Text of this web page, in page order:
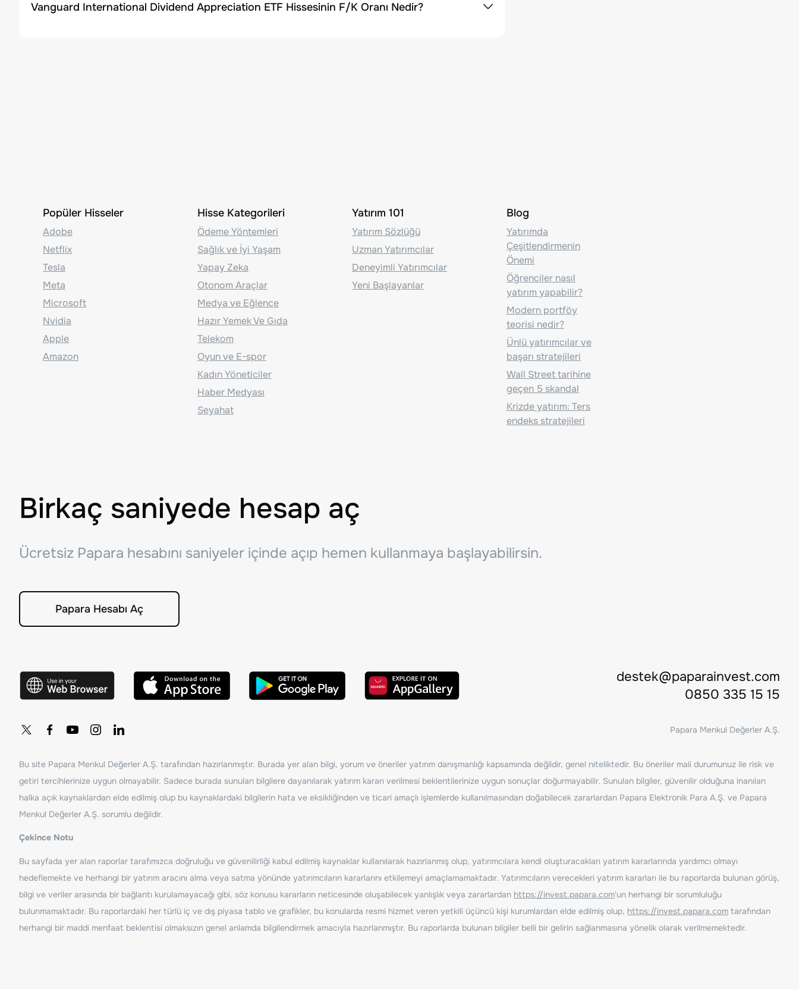
Vanguard International Dividend Appreciation ETF Hissesinin F/K Oranı Nedir?
Popüler Hisseler
Adobe
Netflix
Tesla
Meta
Microsoft
Nvidia
Apple
Amazon
Hisse Kategorileri
Ödeme Yöntemleri
Sağlık ve İyi Yaşam
Yapay Zeka
Otonom Araçlar
Medya ve Eğlence
Hazır Yemek Ve Gıda
Telekom
Oyun ve E-spor
Kadın Yöneticiler
Haber Medyası
Seyahat
Yatırım 101
Yatırım Sözlüğü
Uzman Yatırımcılar
Deneyimli Yatırımcılar
Yeni Başlayanlar
Blog
Yatırımda
Çeşitlendirmenin
Önemi
Öğrenciler nasıl
yatırım yapabilir?
Modern portföy
teorisi nedir?
Ünlü yatırımcılar ve
başarı stratejileri
Wall Street tarihine
geçen 5 skandal
Krizde yatırım: Ters
endeks stratejileri
Birkaç saniyede hesap aç
Ücretsiz Papara hesabını saniyeler içinde açıp hemen kullanmaya başlayabilirsin.
Papara Hesabı Aç
destek@paparainvest.com
0850 335 15 15
Papara Menkul Değerler A.Ş.
Bu site Papara Menkul Değerler A.Ş. tarafından hazırlanmıştır. Burada yer alan bilgi, yorum ve öneriler yatırım danışmanlığı kapsamında değildir, genel niteliktedir. Bu öneriler mali durumunuz ile risk ve
getiri tercihlerinize uygun olmayabilir. Sadece burada sunulan bilgilere dayanılarak yatırım kararı verilmesi beklentilerinize uygun sonuçlar doğurmayabilir. Sunulan bilgiler, güvenilir olduğuna inanılan
halka açık kaynaklardan elde edilmiş olup bu kaynaklardaki bilgilerin hata ve eksikliğinden ve ticari amaçlı işlemlerde kullanılmasından doğabilecek zararlardan Papara Elektronik Para A.Ş. ve Papara
Menkul Değerler A.Ş. sorumlu değildir.
Çekince Notu
Bu sayfada yer alan raporlar tarafımızca doğruluğu ve güvenilirliği kabul edilmiş kaynaklar kullanılarak hazırlanmış olup, yatırımcılara kendi oluşturacakları yatırım kararlarında yardımcı olmayı
hedeflemekte ve herhangi bir yatırım aracını alma veya satma yönünde yatırımcıların kararlarını etkilemeyi amaçlamamaktadır. Yatırımcıların verecekleri yatırım kararları ile bu raporlarda bulunan görüş,
bilgi ve veriler arasında bir bağlantı kurulamayacağı gibi, söz konusu kararların neticesinde oluşabilecek yanlışlık veya zararlardan https://invest.papara.com'un herhangi bir sorumluluğu
bulunmamaktadır. Bu raporlardaki her türlü iç ve dış piyasa tablo ve grafikler, bu konularda resmi hizmet veren yetkili üçüncü kişi kurumlardan elde edilmiş olup, https://invest.papara.com tarafından
herhangi bir maddi menfaat beklentisi olmaksızın genel anlamda bilgilendirmek amacıyla hazırlanmıştır. Bu raporlarda bulunan bilgiler belli bir gelirin sağlanmasına yönelik olarak verilmemektedir.